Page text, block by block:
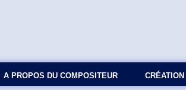
A PROPOS DU COMPOSITEUR СRÉATION